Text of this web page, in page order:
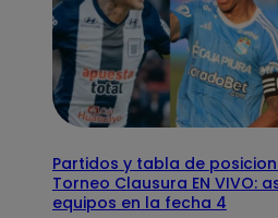
Partidos y tabla de
Torneo Clausura EN VIVO:
equipos en la fecha 4